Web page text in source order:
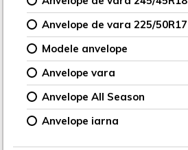
Anvelope de vara 225/50R17
Modele anvelope
Anvelope vara
Anvelope All Season
Anvelope iarna